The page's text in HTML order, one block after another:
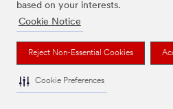
based on your interests.
Cookie Notice
Reject Non-Essential Cookies
Cookie Preferences